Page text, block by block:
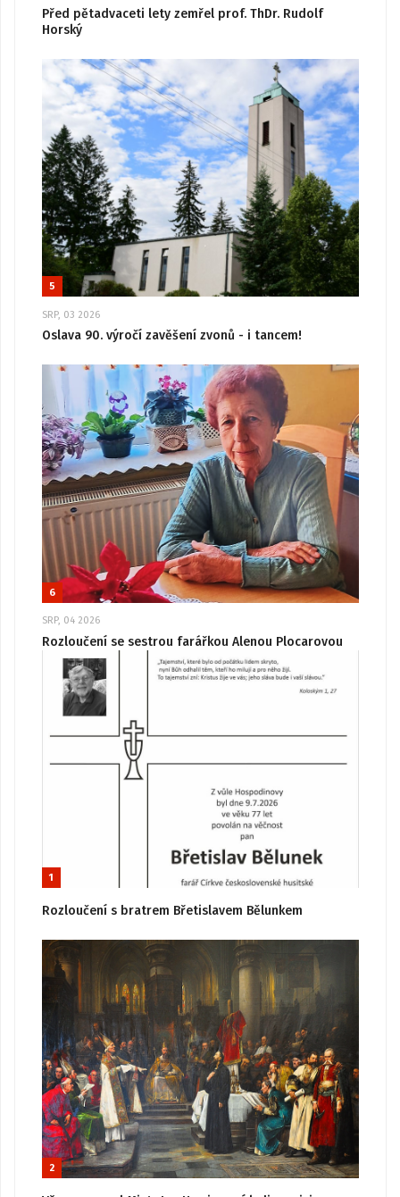
Před pětadvaceti lety zemřel prof. ThDr. Rudolf
Horský
5
SRP, 03 2026
Oslava 90. výročí zavěšení zvonů - i tancem!
6
SRP, 04 2026
Rozloučení se sestrou farářkou Alenou Plocarovou
1
Rozloučení s bratrem Břetislavem Bělunkem
2